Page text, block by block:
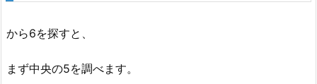
から6を探すと、
まず中央の5を調べます。